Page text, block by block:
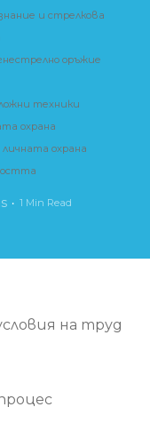
и стрелкова
оръжие
техники
охрана
охрана
1 Min Read
на труд